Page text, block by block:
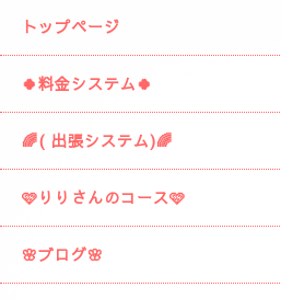
トップページ
🍀料金システム🍀
🌈( 出張システム)🌈
🩷りりさんのコース🩷
🌸ブログ🌸